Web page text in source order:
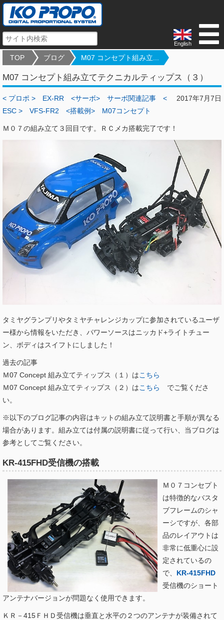
English
TOP ブログ M07 コンセプト組み立...
M07 コンセプト組み立てテクニカルティップス（３）
2017年7月7日
< プロポ > EX-RR <サーボ> サーボ関連記事
<
ESC >
VFS-FR2 <搭載例> M07コンセプト
Ｍ０７の組み立て３回目です。ＲＣメカ搭載完了です！
タミヤグランプリやタミヤチャレンジカップに参加されているユーザ
ー様から情報をいただき、パワーソースはニッカド+ライトチュー
ン、ボディはスイフトにしました！
過去の記事
Ｍ07 Concept 組み立てティップス（１）はこちら
Ｍ07 Concept 組み立てティップス（２）はこちら
でご覧くださ
い。
※以下のブログ記事の内容はキットの組み立て説明書と手順が異なる
場合があります。組み立ては付属の説明書に従って行い、当ブログは
参考としてご覧ください。
KR-415FHD受信機の搭載
Ｍ０７コンセプト
は特徴的なバスタ
ブフレームのシャ
ーシですが、各部
品のレイアウトは
非常に低重心に設
定されているの
で、 KR-415FHD
受信機のショート
アンテナバージョンが問題なく使用できます。
ＫＲ－415ＦＨＤ受信機は垂直と水平の２つのアンテナが装備されて